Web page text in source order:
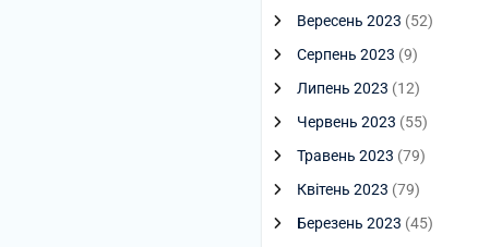
Вересень 2023 (52)
Серпень 2023 (9)
Липень 2023 (12)
Червень 2023 (55)
Травень 2023 (79)
Квітень 2023 (79)
Березень 2023 (45)